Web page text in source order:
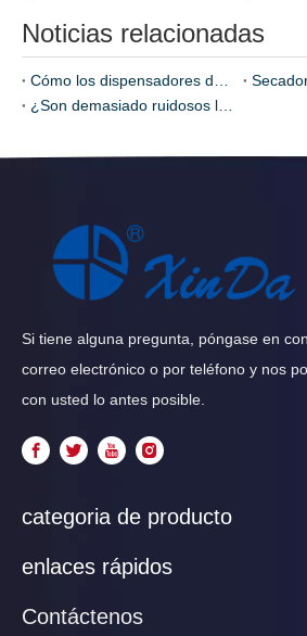
Noticias relacionadas
Si tiene alguna pregunta, póngase en
correo electrónico o por teléfono y nos
con usted lo antes posible.
categoria de producto
enlaces rápidos
Contáctenos